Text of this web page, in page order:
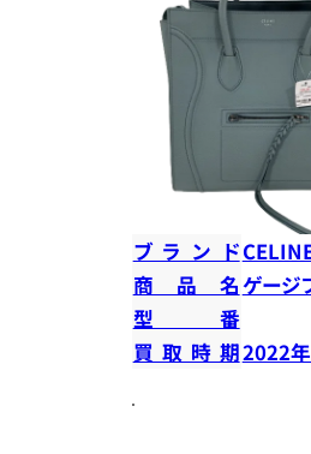
ブランド
商品名ゲージ
型番
買取時期2022